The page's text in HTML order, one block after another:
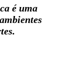
é uma